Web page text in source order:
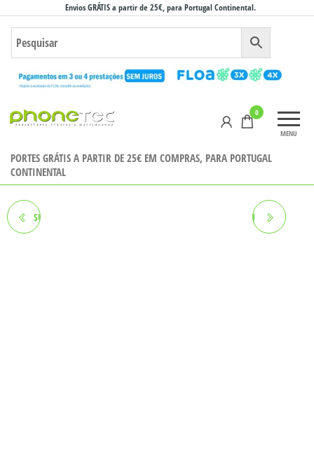
para
conteúdo
Envios GRÁTIS a partir de 25€, para Portugal Continental.
Online
MENU
0
PORTES GRÁTIS A PARTIR DE 25€ EM COMPRAS, PARA PORTUGAL
CONTINENTAL
SUPER CHARGER TYPE-C -30W ASPIRADOR MAXCOM MH11